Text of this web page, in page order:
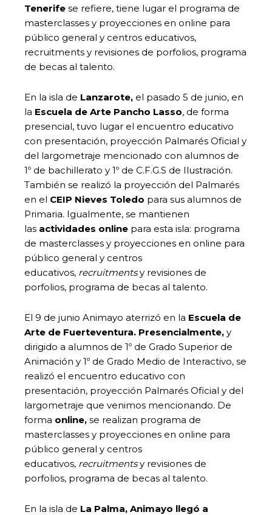
Tenerife se refiere, tiene lugar el programa de
masterclasses y proyecciones en online para
público general y centros educativos,
recruitments y revisiones de porfolios, programa
de becas al talento.
En la isla de Lanzarote, el pasado 5 de junio, en
la Escuela de Arte Pancho Lasso, de forma
presencial, tuvo lugar el encuentro educativo
con presentación, proyección Palmarés Oficial y
del largometraje mencionado con alumnos de
1º de bachillerato y 1º de C.F.G.S de Ilustración.
También se realizó la proyección del Palmarés
en el CEIP Nieves Toledo para sus alumnos de
Primaria. Igualmente, se mantienen
las actividades online para esta isla: programa
de masterclasses y proyecciones en online para
público general y centros
educativos, recruitmentsy revisiones de
porfolios, programa de becas al talento.
El 9 de junio Animayo aterrizó en la Escuela de
Arte de Fuerteventura. Presencialmente, y
dirigido a alumnos de 1º de Grado Superior de
Animación y 1º de Grado Medio de Interactivo, se
realizó el encuentro educativo con
presentación, proyección Palmarés Oficial y del
largometraje que venimos mencionando. De
forma online, se realizan programa de
masterclasses y proyecciones en online para
público general y centros
educativos, recruitmentsy revisiones de
porfolios, programa de becas al talento.
En la isla de La Palma, Animayo llegó a